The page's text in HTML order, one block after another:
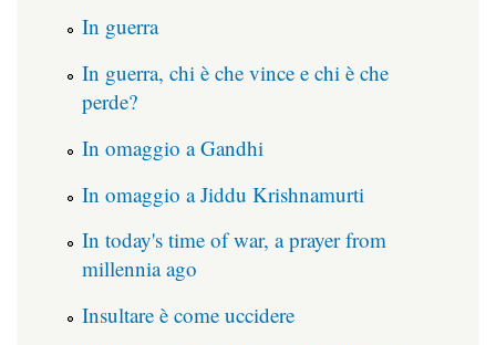
In guerra
In guerra, chi è che vince e chi è che
perde?
In omaggio a Gandhi
In omaggio a Jiddu Krishnamurti
In today's time of war, a prayer from
millennia ago
Insultare è come uccidere